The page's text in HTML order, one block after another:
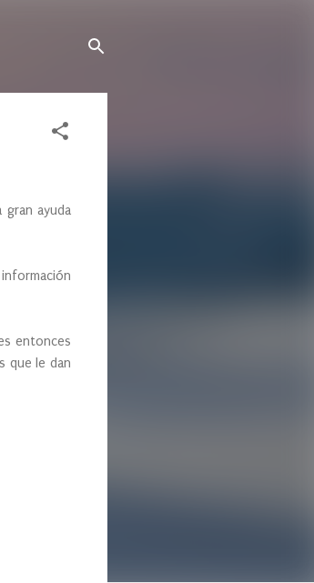
gran ayuda
entonces
que le dan